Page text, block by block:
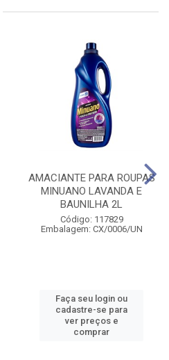
AMACIANTE PARA ROUPAS
MINUANO LAVANDA E
BAUNILHA 2L
Código: 117829
Embalagem: CX/0006/UN
Faça seu login ou
cadastre-se para
ver preços e
comprar